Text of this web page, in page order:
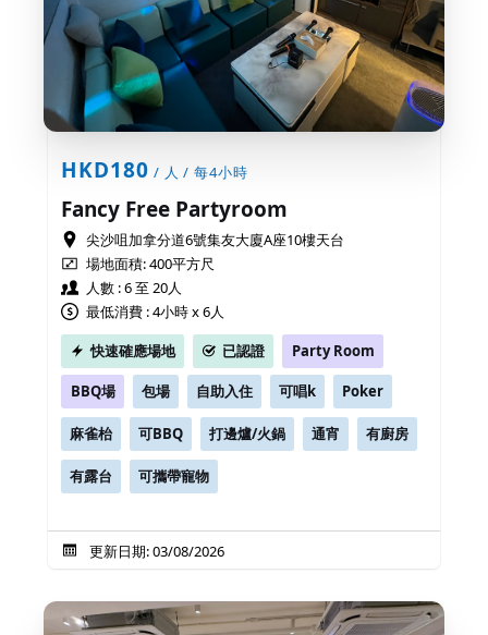
HKD180 / 人 / 每4小時
Fancy Free Partyroom
尖沙咀加拿分道6號集友大廈A座10樓天台
場地面積:400平方尺
人數 : 6 至 20人
最低消費 : 4小時 x 6人
快速確應場地
已認證 Party Room
BBQ場 包場 自助入住 可唱k Poker
麻雀枱 可BBQ 打邊爐/火鍋 通宵 有廚房
有露台 可攜帶寵物
更新日期: 03/08/2026